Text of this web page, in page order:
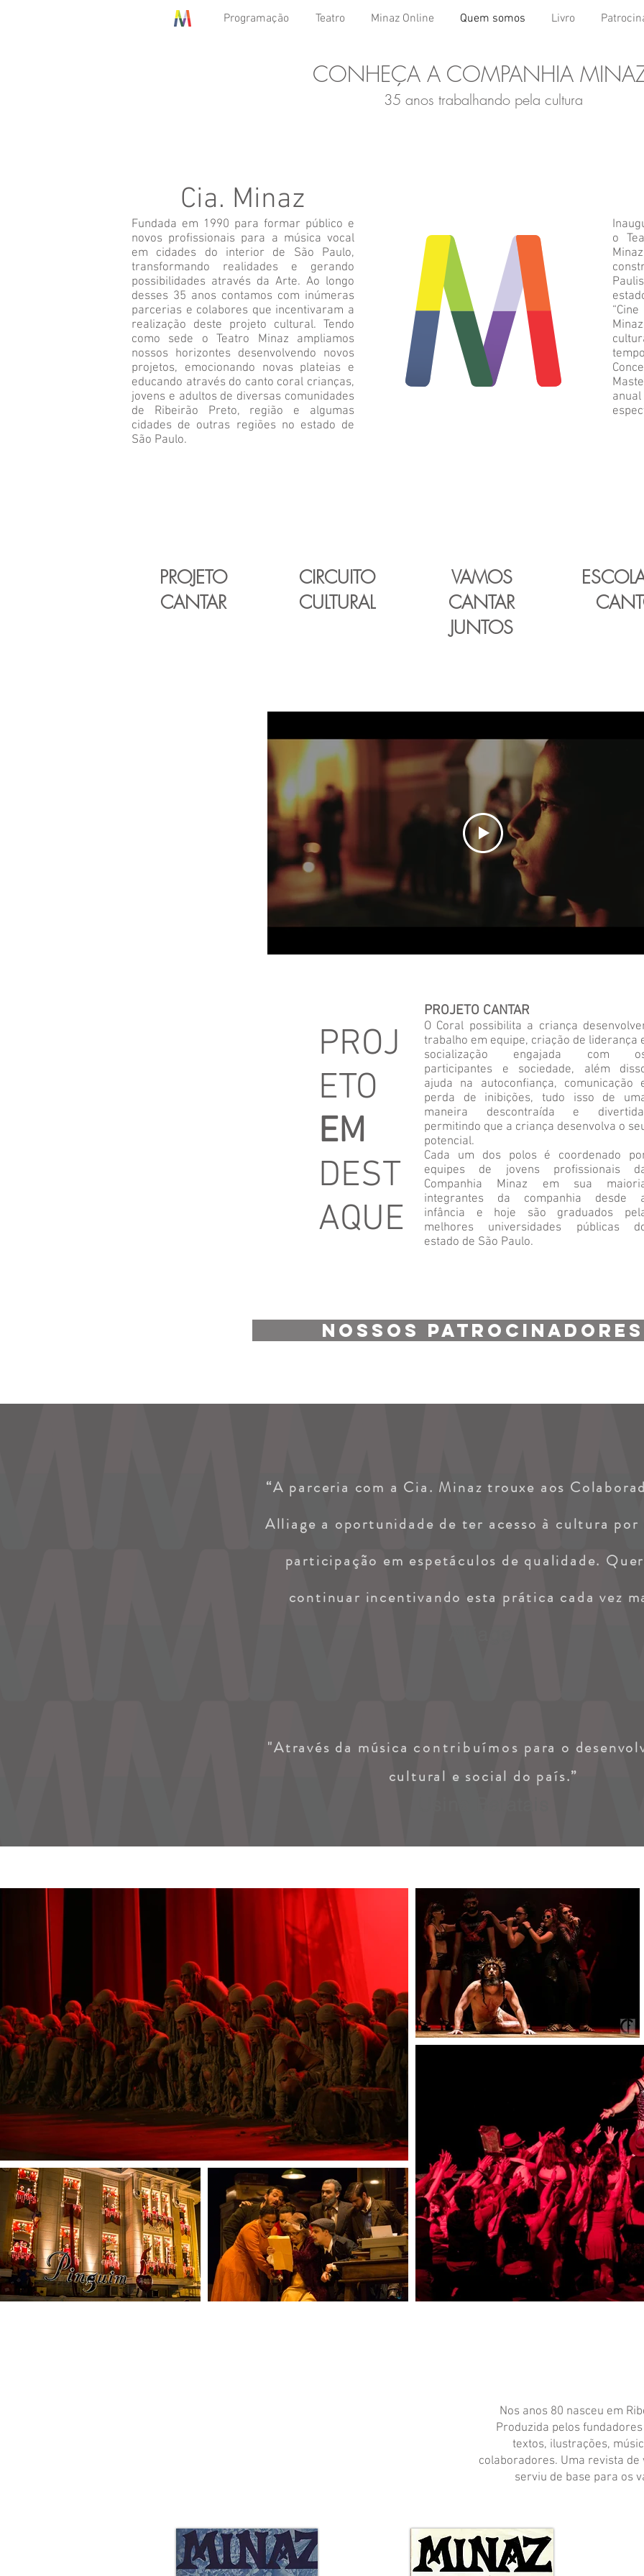
Programação Teatro Minaz Online Quem somos Livro
CONHEÇA A COMPANHIA
35 anos trabalhando pela cultura
Cia. Minaz
Fundada em 1990 para formar público e
novos profissionais para a música vocal
em cidades do interior de São Paulo,
transformando realidades e gerando
possibilidades através da Arte. Ao longo
desses 35 anos contamos com inúmeras
parcerias e colabores que incentivaram a
realização deste projeto cultural. Tendo
como sede o Teatro Minaz ampliamos
nossos horizontes desenvolvendo novos
projetos, emocionando novas plateias e
educando através do canto coral crianças,
jovens e adultos de diversas comunidades
de Ribeirão Preto, região e algumas
cidades de outras regiões no estado de
São Paulo.
o
PROJETO
CANTAR
CIRCUITO
CULTURAL
VAMOS
CANTAR
JUNTOS
PROJ
ETO
EM
DEST
AQUE
PROJETO CANTAR
O Coral possibilita a criança
trabalho em equipe, criação de liderança
socialização engajada com
participantes e sociedade, além
ajuda na autoconfiança, comunicação
perda de inibições, tudo isso de
maneira descontraída e
permitindo que a criança desenvolva o
potencial.
Cada um dos polos é coordenado
equipes de jovens profissionais
Companhia Minaz em sua
integrantes da companhia desde
infância e hoje são graduados
melhores universidades públicas
estado de São Paulo.
Nossos Patrocinadores
“A parceria com a Cia. Minaz trouxe aos
Alliage a oportunidade de ter acesso à cultura por
participação em espetáculos de qualidade.
continuar incentivando esta prática cada vez
"Através da música contribuímos para o
cultural e social do país.”
Nos anos 80 nasceu em
Produzida pelos
textos, ilustrações,
colaboradores. Uma revista
serviu de base para os